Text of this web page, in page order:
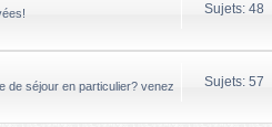
Sujets: 48
de séjour en particulier? venez
Sujets: 57